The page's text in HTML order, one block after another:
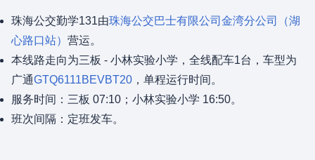
珠海公交勤学131由珠海公交巴士有限公司 金湾分公司（湖
心路口站） 营运。
本线路走向为三板 - 小林实验小学，全线配车1台，车型为
广通GTQ6111BEVBT20 ，单程运行时间。
服务时间：三板 07:10；小林实验小学 16:50。
班次间隔：定班发车。